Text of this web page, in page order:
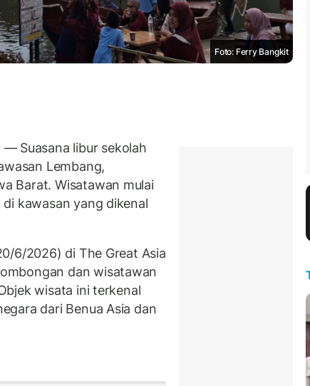
Foto: Ferry Bangkit
— Suasana libur sekolah
Lembang,
Barat. Wisatawan mulai
kawasan yang dikenal
6/2026) di The Great Asia
dan wisatawan
wisata ini terkenal
dari Benua Asia dan